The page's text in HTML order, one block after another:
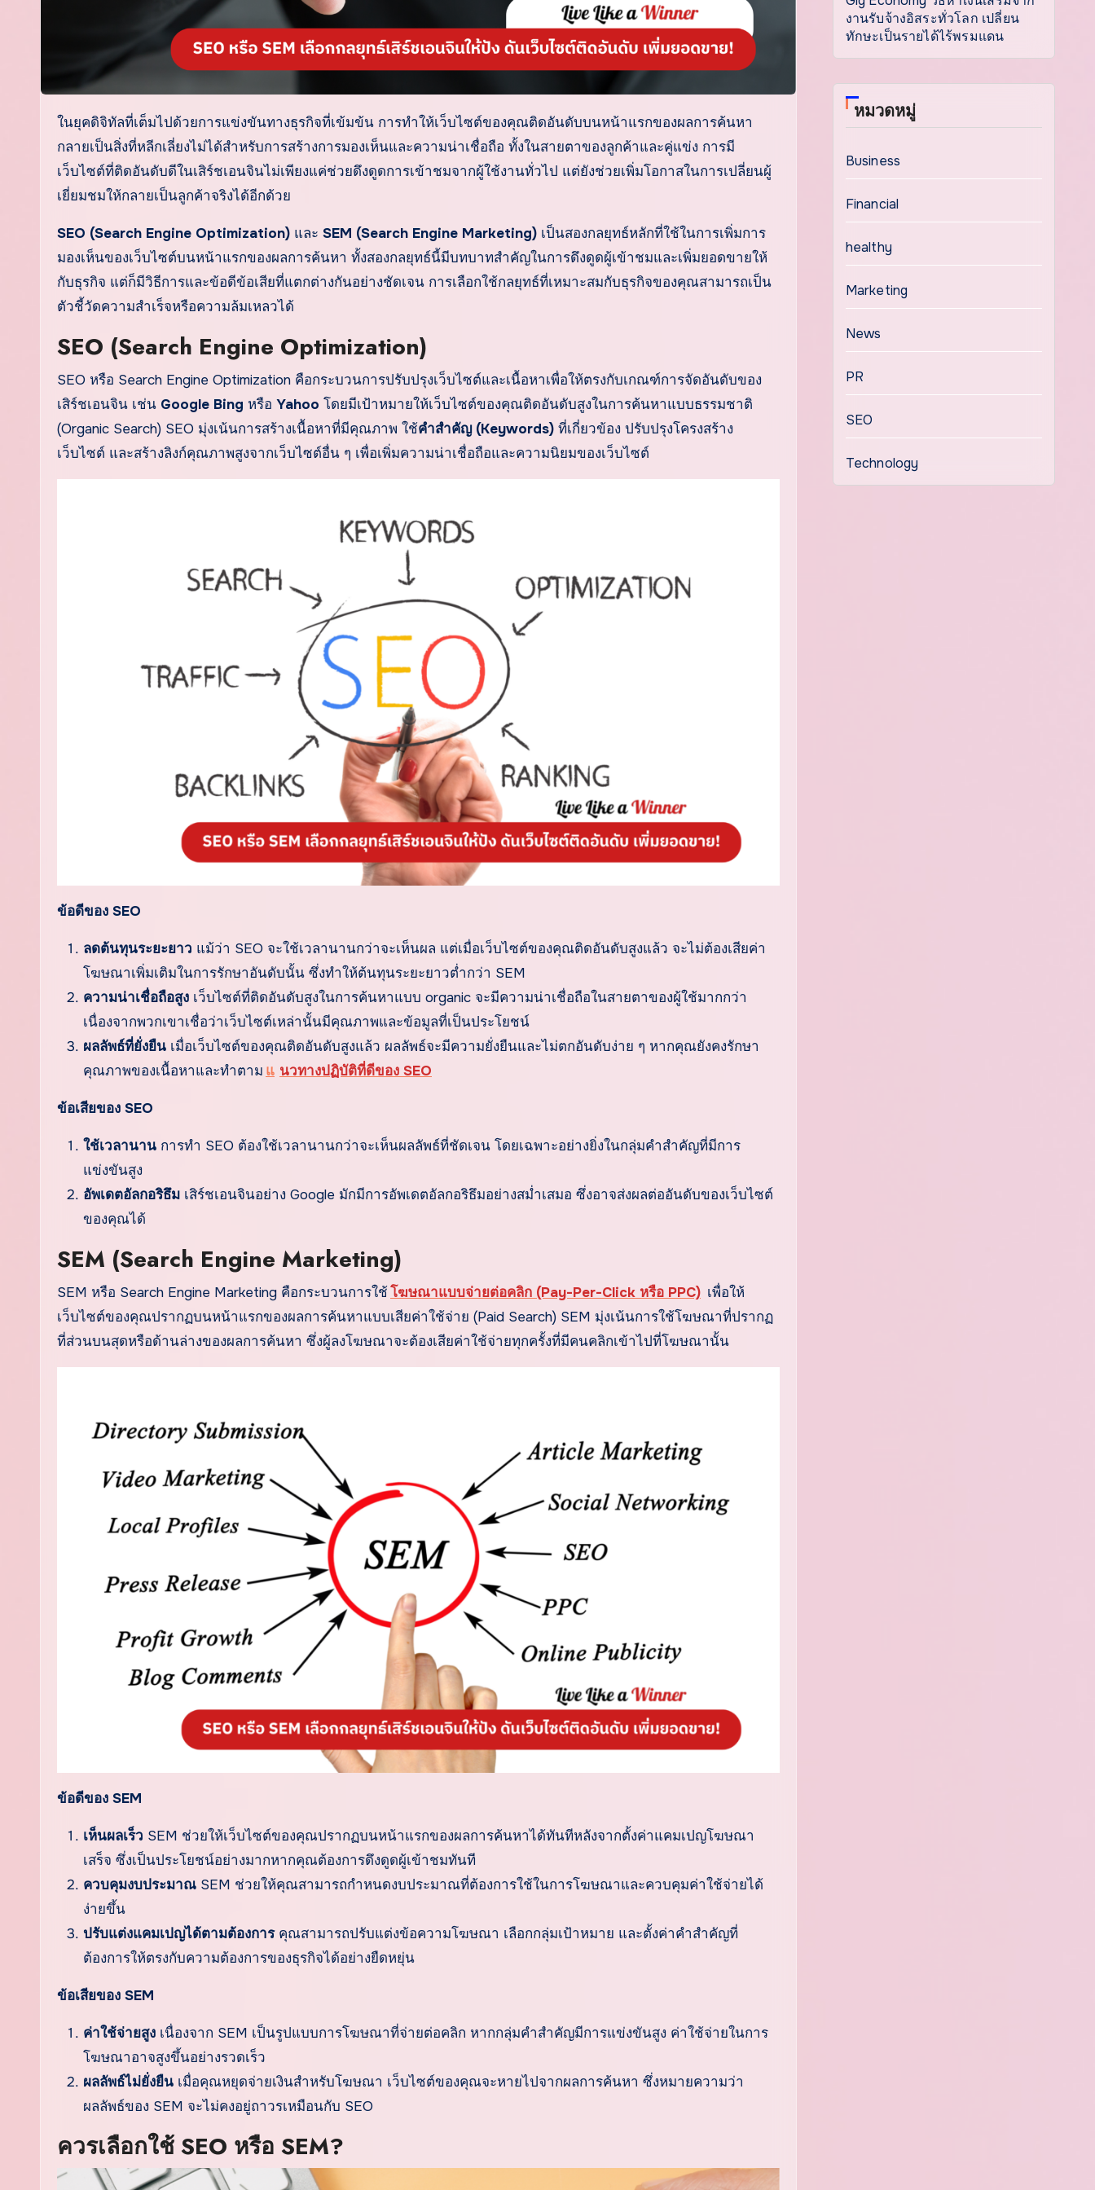
ในยุคดิจิทัลที่เต็มไปด้วยการแข่งขันทางธุรกิจที่เข้มข้น การทำให้เว็บไซต์ของคุณติดอันดับบนหน้าแรกของผลการค้นหา
กลายเป็นสิ่งที่หลีกเลี่ยงไม่ได้สำหรับการสร้างการมองเห็นและความน่าเชื่อถือ ทั้งในสายตาของลูกค้าและคู่แข่ง การมี
เว็บไซต์ที่ติดอันดับดีในเสิร์ชเอนจินไม่เพียงแค่ช่วยดึงดูดการเข้าชมจากผู้ใช้งานทั่วไป แต่ยังช่วยเพิ่มโอกาสในการเปลี่ยนผู้
เยี่ยมชมให้กลายเป็นลูกค้าจริงได้อีกด้วย
SEO (Search Engine Optimization) และ SEM (Search Engine Marketing) เป็นสองกลยุทธ์หลักที่ใช้ในการเพิ่มการ
มองเห็นของเว็บไซต์บนหน้าแรกของผลการค้นหา ทั้งสองกลยุทธ์นี้มีบทบาทสำคัญในการดึงดูดผู้เข้าชมและเพิ่มยอดขายให้
กับธุรกิจ แต่ก็มีวิธีการและข้อดีข้อเสียที่แตกต่างกันอย่างชัดเจน การเลือกใช้กลยุทธ์ที่เหมาะสมกับธุรกิจของคุณสามารถเป็น
ตัวชี้วัดความสำเร็จหรือความล้มเหลวได้
SEO (Search Engine Optimization)
SEO หรือ Search Engine Optimization คือกระบวนการปรับปรุงเว็บไซต์และเนื้อหาเพื่อให้ตรงกับเกณฑ์การจัดอันดับของ
เสิร์ชเอนจิน เช่น Google Bing หรือ Yahoo โดยมีเป้าหมายให้เว็บไซต์ของคุณติดอันดับสูงในการค้นหาแบบธรรมชาติ
(Organic Search) SEO มุ่งเน้นการสร้างเนื้อหาที่มีคุณภาพ ใช้คำสำคัญ (Keywords) ที่เกี่ยวข้อง ปรับปรุงโครงสร้าง
เว็บไซต์ และสร้างลิงก์คุณภาพสูงจากเว็บไซต์อื่น ๆ เพื่อเพิ่มความน่าเชื่อถือและความนิยมของเว็บไซต์
ข้อดีของ SEO
ลดต้นทุนระยะยาว แม้ว่า SEO จะใช้เวลานานกว่าจะเห็นผล แต่เมื่อเว็บไซต์ของคุณติดอันดับสูงแล้ว จะไม่ต้องเสียค่า
โฆษณาเพิ่มเติมในการรักษาอันดับนั้น ซึ่งทำให้ต้นทุนระยะยาวต่ำกว่า SEM
ความน่าเชื่อถือสูง เว็บไซต์ที่ติดอันดับสูงในการค้นหาแบบ organic จะมีความน่าเชื่อถือในสายตาของผู้ใช้มากกว่า
เนื่องจากพวกเขาเชื่อว่าเว็บไซต์เหล่านั้นมีคุณภาพและข้อมูลที่เป็นประโยชน์
ผลลัพธ์ที่ยั่งยืน เมื่อเว็บไซต์ของคุณติดอันดับสูงแล้ว ผลลัพธ์จะมีความยั่งยืนและไม่ตกอันดับง่าย ๆ หากคุณยังคงรักษา
คุณภาพของเนื้อหาและทำตาม แ นวทางปฏิบัติที่ดีของ SEO
ข้อเสียของ SEO
ใช้เวลานาน การทำ SEO ต้องใช้เวลานานกว่าจะเห็นผลลัพธ์ที่ชัดเจน โดยเฉพาะอย่างยิ่งในกลุ่มคำสำคัญที่มีการ
แข่งขันสูง
อัพเดตอัลกอริธึม เสิร์ชเอนจินอย่าง Google มักมีการอัพเดตอัลกอริธึมอย่างสม่ำเสมอ ซึ่งอาจส่งผลต่ออันดับของเว็บไซต์
ของคุณได้
SEM (Search Engine Marketing)
SEM หรือ Search Engine Marketing คือกระบวนการใช้โฆษณาแบบจ่ายต่อคลิก (Pay-Per-Click หรือ PPC) เพื่อให้
เว็บไซต์ของคุณปรากฏบนหน้าแรกของผลการค้นหาแบบเสียค่าใช้จ่าย (Paid Search) SEM มุ่งเน้นการใช้โฆษณาที่ปรากฏ
ที่ส่วนบนสุดหรือด้านล่างของผลการค้นหา ซึ่งผู้ลงโฆษณาจะต้องเสียค่าใช้จ่ายทุกครั้งที่มีคนคลิกเข้าไปที่โฆษณานั้น
ข้อดีของ SEM
เห็นผลเร็ว SEM ช่วยให้เว็บไซต์ของคุณปรากฏบนหน้าแรกของผลการค้นหาได้ทันทีหลังจากตั้งค่าแคมเปญโฆษณา
เสร็จ ซึ่งเป็นประโยชน์อย่างมากหากคุณต้องการดึงดูดผู้เข้าชมทันที
ควบคุมงบประมาณ SEM ช่วยให้คุณสามารถกำหนดงบประมาณที่ต้องการใช้ในการโฆษณาและควบคุมค่าใช้จ่ายได้
ง่ายขึ้น
ปรับแต่งแคมเปญได้ตามต้องการคุณสามารถปรับแต่งข้อความโฆษณา เลือกกลุ่มเป้าหมาย และตั้งค่าคำสำคัญที่
ต้องการให้ตรงกับความต้องการของธุรกิจได้อย่างยืดหยุ่น
ข้อเสียของ SEM
ค่าใช้จ่ายสูง เนื่องจาก SEM เป็นรูปแบบการโฆษณาที่จ่ายต่อคลิก หากกลุ่มคำสำคัญมีการแข่งขันสูง ค่าใช้จ่ายในการ
โฆษณาอาจสูงขึ้นอย่างรวดเร็ว
ผลลัพธ์ไม่ยั่งยืน เมื่อคุณหยุดจ่ายเงินสำหรับโฆษณา เว็บไซต์ของคุณจะหายไปจากผลการค้นหา ซึ่งหมายความว่า
ผลลัพธ์ของ SEM จะไม่คงอยู่ถาวรเหมือนกับ SEO
ควรเลือกใช้ SEO หรือ SEM?
งานรับจ้างอิสระทั่วโลก เปลี่ยน
ทักษะเป็นรายได้ไร้พรมแดน
หมวดหมู่
Business
Financial
healthy
Marketing
News
PR
SEO
Technology